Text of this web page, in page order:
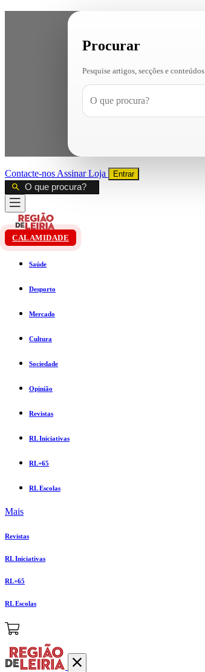
Procurar
Pesquise artigos, secções e conteúdos
Contacte-nos AssinarLoja Entrar
CALAMIDADE
Saúde
Desporto
Mercado
Cultura
Sociedade
Opinião
Revistas
RL Iniciativas
RL+65
RL Escolas
Mais
Revistas
RL Iniciativas
RL+65
RL Escolas